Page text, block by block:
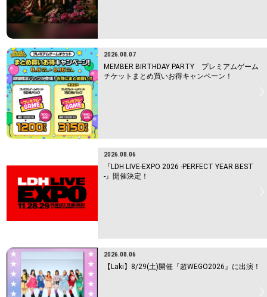
2026.08.07
MEMBER BIRTHDAY PARTY プレミアムゲーム
チケットまとめ買いお得キャンペーン！
2026.08.06
『LDH LIVE-EXPO 2026 -PERFECT YEAR BEST
-』開催決定！
2026.08.06
【Laki】8/29(土)開催『超WEGO2026』に出演！